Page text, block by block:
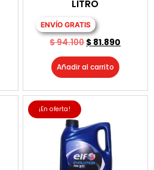
LITRO
ENVÍO GRATIS
$94.100$ 81.890
Añadir al carrito
¡En oferta!